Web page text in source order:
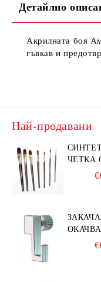
Детайлно
Акрилната боя
гъвкав и
Най-продавани
ЧЕТКА